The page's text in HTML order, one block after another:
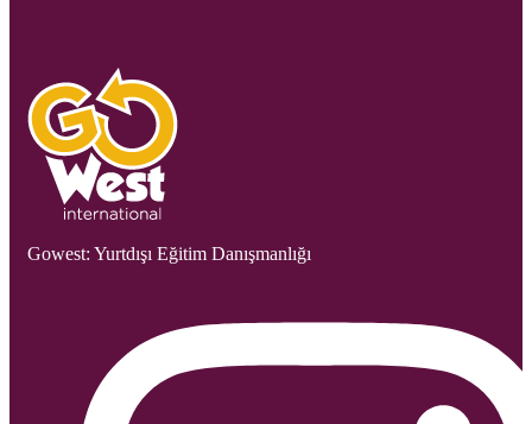
Gowest: Yurtdışı Eğitim Danışmanlığı